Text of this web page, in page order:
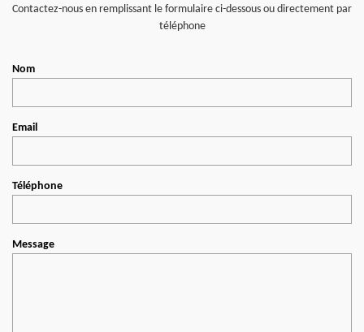
Contactez-nous en remplissant le formulaire ci-dessous ou directement par
téléphone
Nom
Email
Téléphone
Message